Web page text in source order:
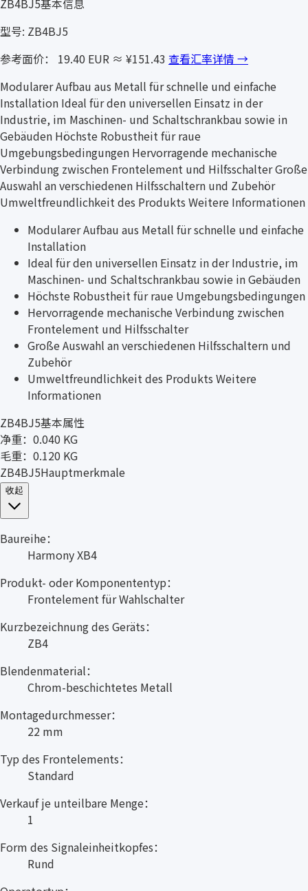
型号: ZB4BJ5
参考面价： 19.40 EUR ≈ ¥151.43 查看汇率详情 →
Modularer Aufbau aus Metall für schnelle und einfache
Installation Ideal für den universellen Einsatz in der
Industrie, im Maschinen- und Schaltschrankbau sowie in
Gebäuden Höchste Robustheit für raue
Umgebungsbedingungen Hervorragende mechanische
Verbindung zwischen Frontelement und Hilfsschalter Große
Auswahl an verschiedenen Hilfsschaltern und Zubehör
Umweltfreundlichkeit des Produkts Weitere Informationen
Modularer Aufbau aus Metall für schnelle und einfache
Installation
Ideal für den universellen Einsatz in der Industrie, im
Maschinen- und Schaltschrankbau sowie in Gebäuden
Höchste Robustheit für raue Umgebungsbedingungen
Hervorragende mechanische Verbindung zwischen
Frontelement und Hilfsschalter
Große Auswahl an verschiedenen Hilfsschaltern und
Zubehör
Umweltfreundlichkeit des Produkts Weitere
Informationen
ZB4BJ5基本属性
净重：0.040 KG
毛重：0.120 KG
ZB4BJ5Hauptmerkmale
收起
Baureihe：
Harmony XB4
Produkt- oder Komponententyp：
Frontelement für Wahlschalter
Kurzbezeichnung des Geräts：
ZB4
Blendenmaterial：
Chrom-beschichtetes Metall
Montagedurchmesser：
22 mm
Typ des Frontelements：
Standard
Verkauf je unteilbare Menge：
1
Form des Signaleinheitkopfes：
Rund